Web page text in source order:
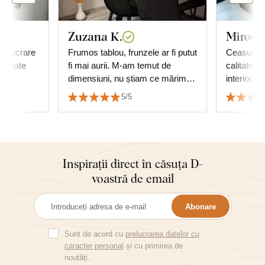
Zuzana K.
Frumos tablou, frunzele ar fi putut
fi mai aurii. M-am temut de
dimensiuni, nu știam ce mărime
de tablou să aleg, dar se
potrivește perfect și se asortează
5/5
Ceasurile
calitate,
interior
reușit să
decorul
Inspirații direct în căsuța D-
voastră de email
Abonare
Sunt de acord cu prelucrarea datelor cu
caracter personal și cu primirea de
noutăți.